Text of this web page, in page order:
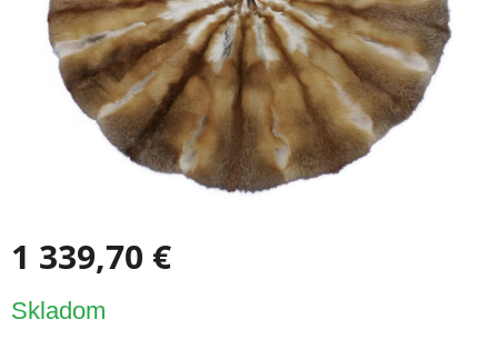
1 339,70 €
cena:
Skladom